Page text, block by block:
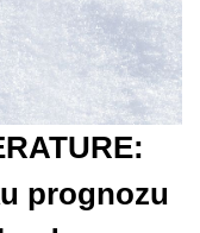
prognozu